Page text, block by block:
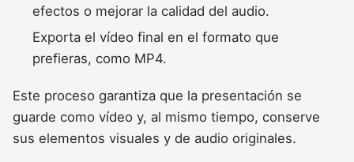
efectos o mejorar la calidad del audio.
Exporta el vídeo final en el formato que
prefieras, como MP4.
Este proceso garantiza que la presentación se
guarde como vídeo y, al mismo tiempo, conserve
sus elementos visuales y de audio originales.